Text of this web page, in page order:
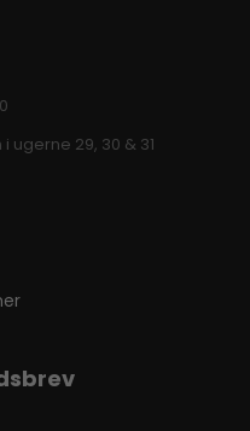
ugerne 29, 30 & 31